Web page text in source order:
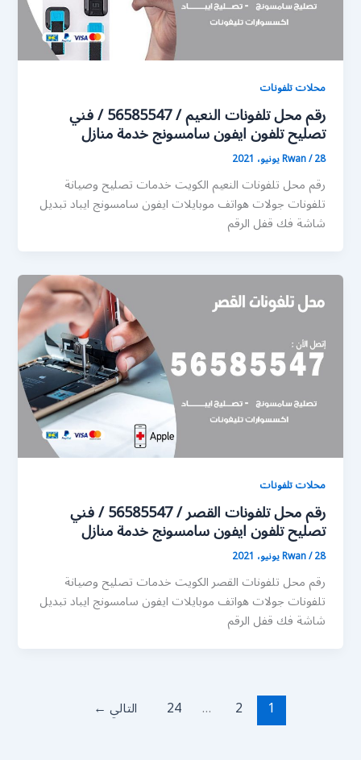
محلات تلفونات
رقم محل تلفونات النعيم / 56585547 / فني
تصليح تلفون ايفون سامسونج خدمة منازل
Rwan/28 يونيو، 2021
رقم محل تلفونات النعيم الكويت خدمات تصليح وصيانة
تلفونات جولات هواتف موبايلات ايفون سامسونج ايباد تبديل
شاشة فك قفل الرقم
محلات تلفونات
رقم محل تلفونات القصر / 56585547 / فني
تصليح تلفون ايفون سامسونج خدمة منازل
Rwan/28 يونيو، 2021
رقم محل تلفونات القصر الكويت خدمات تصليح وصيانة
تلفونات جولات هواتف موبايلات ايفون سامسونج ايباد تبديل
شاشة فك قفل الرقم
1
2
…
24 التالي ←